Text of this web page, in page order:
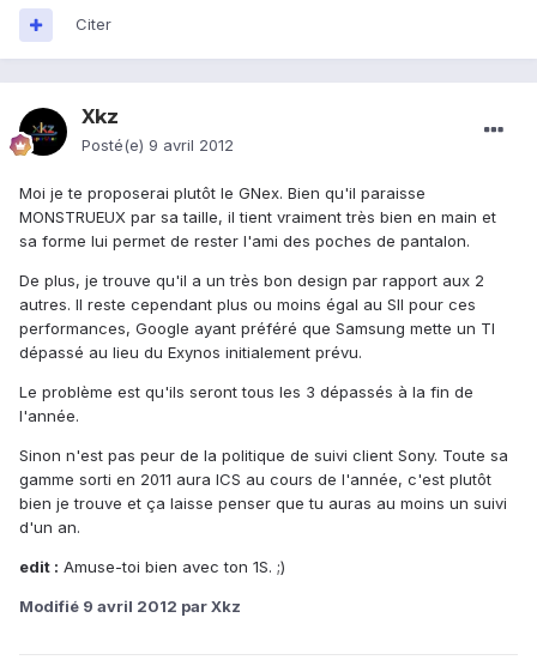
Citer
Xkz
Posté(e) 9 avril 2012
Moi je te proposerai plutôt le GNex. Bien qu'il paraisse
MONSTRUEUX par sa taille, il tient vraiment très bien en main et
sa forme lui permet de rester l'ami des poches de pantalon.
De plus, je trouve qu'il a un très bon design par rapport aux 2
autres. Il reste cependant plus ou moins égal au SII pour ces
performances, Google ayant préféré que Samsung mette un TI
dépassé au lieu du Exynos initialement prévu.
Le problème est qu'ils seront tous les 3 dépassés à la fin de
l'année.
Sinon n'est pas peur de la politique de suivi client Sony. Toute sa
gamme sorti en 2011 aura ICS au cours de l'année, c'est plutôt
bien je trouve et ça laisse penser que tu auras au moins un suivi
d'un an.
edit : Amuse-toi bien avec ton 1S. ;)
Modifié 9 avril 2012 par Xkz